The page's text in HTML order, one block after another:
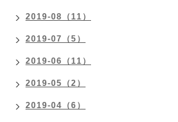
2019-08（11）
2019-07（5）
2019-06（11）
2019-05（2）
2019-04（6）